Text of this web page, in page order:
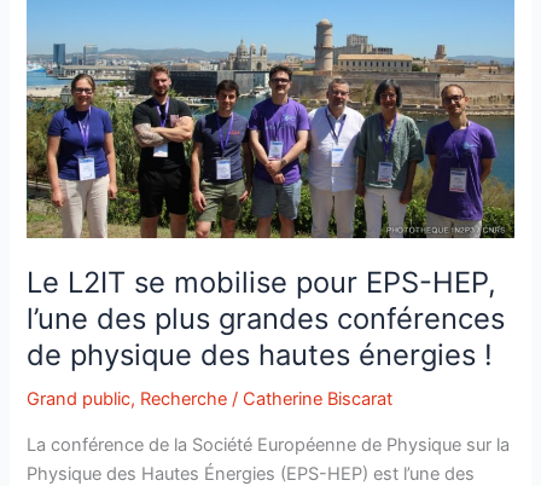
Le L2IT se mobilise pour EPS-HEP,
l’une des plus grandes conférences
de physique des hautes énergies !
Grand public, Recherche / Catherine Biscarat
La conférence de la Société Européenne de Physique sur la
Physique des Hautes Énergies (EPS-HEP) est l’une des